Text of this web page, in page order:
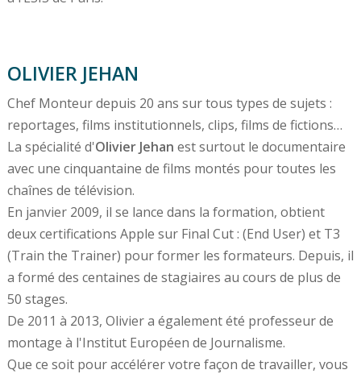
OLIVIER JEHAN
Chef Monteur depuis 20 ans sur tous types de sujets :
reportages, films institutionnels, clips, films de fictions…
La spécialité d'Olivier Jehan est surtout le documentaire
avec une cinquantaine de films montés pour toutes les
chaînes de télévision.
En janvier 2009, il se lance dans la formation, obtient
deux certifications Apple sur Final Cut : (End User) et T3
(Train the Trainer) pour former les formateurs. Depuis, il
a formé des centaines de stagiaires au cours de plus de
50 stages.
De 2011 à 2013, Olivier a également été professeur de
montage à l'Institut Européen de Journalisme.
Que ce soit pour accélérer votre façon de travailler, vous